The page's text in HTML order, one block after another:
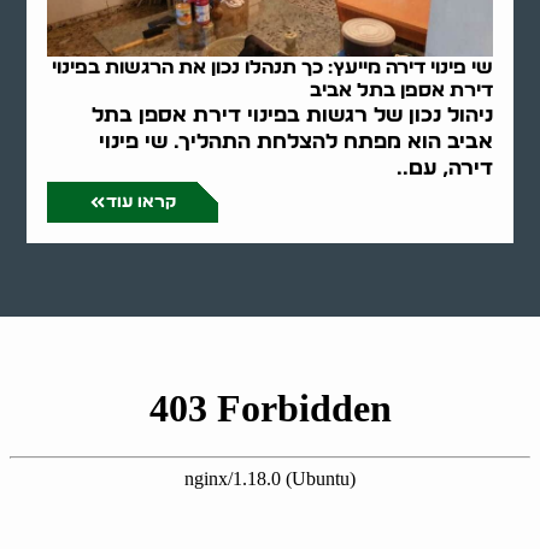
שי פינוי דירה מייעץ: כך תנהלו נכון את הרגשות בפינוי
דירת אספן בתל אביב
ניהול נכון של רגשות בפינוי דירת אספן בתל
אביב הוא מפתח להצלחת התהליך. שי פינוי
דירה, עם..
קראו עוד